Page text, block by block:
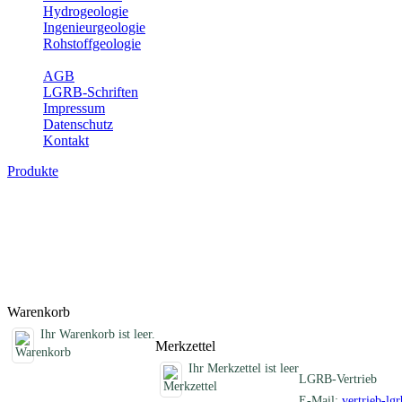
Hydrogeologie
Ingenieurgeologie
Rohstoffgeologie
AGB
LGRB-Schriften
Impressum
Datenschutz
Kontakt
Produkte
Warenkorb
Ihr Warenkorb ist leer.
Merkzettel
Ihr Merkzettel ist leer
LGRB-Vertrieb